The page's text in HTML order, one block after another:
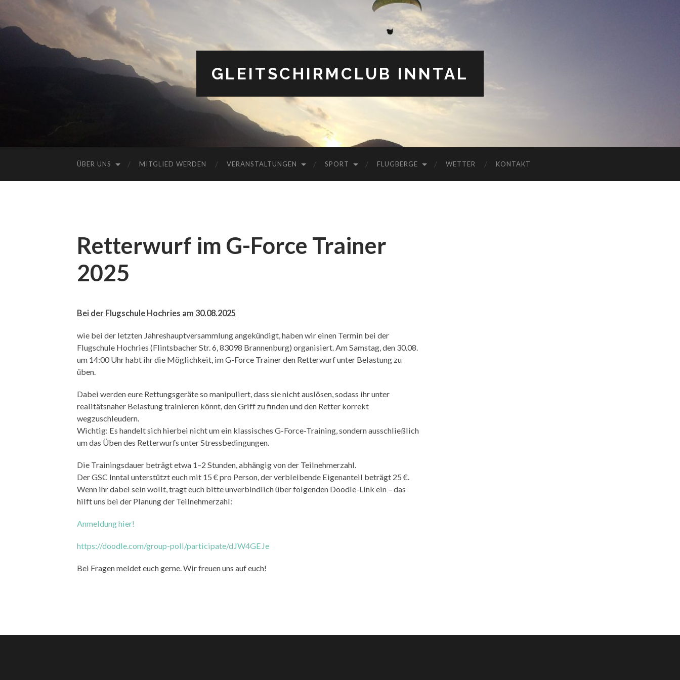
GLEITSCHIRMCLUB INNTAL
ÜBER UNS MITGLIED WERDEN VERANSTALTUNGEN SPORT FLUGBERGE WETTER KONTAKT
Retterwurf im G-Force Trainer
2025
Bei der Flugschule Hochries am 30.08.2025
wie bei der letzten Jahreshauptversammlung angekündigt, haben wir einen Termin bei der
Flugschule Hochries (Flintsbacher Str. 6, 83098 Brannenburg) organisiert. Am Samstag, den 30.08.
um 14:00 Uhr habt ihr die Möglichkeit, im G-Force Trainer den Retterwurf unter Belastung zu
üben.
Dabei werden eure Rettungsgeräte so manipuliert, dass sie nicht auslösen, sodass ihr unter
realitätsnaher Belastung trainieren könnt, den Griff zu finden und den Retter korrekt
wegzuschleudern.
Wichtig: Es handelt sich hierbei nicht um ein klassisches G-Force-Training, sondern ausschließlich
um das Üben des Retterwurfs unter Stressbedingungen.
Die Trainingsdauer beträgt etwa 1–2 Stunden, abhängig von der Teilnehmerzahl.
Der GSC Inntal unterstützt euch mit 15 € pro Person, der verbleibende Eigenanteil beträgt 25 €.
Wenn ihr dabei sein wollt, tragt euch bitte unverbindlich über folgenden Doodle-Link ein – das
hilft uns bei der Planung der Teilnehmerzahl:
Anmeldung hier!
https://doodle.com/group-poll/participate/dJW4GEJe
Bei Fragen meldet euch gerne. Wir freuen uns auf euch!